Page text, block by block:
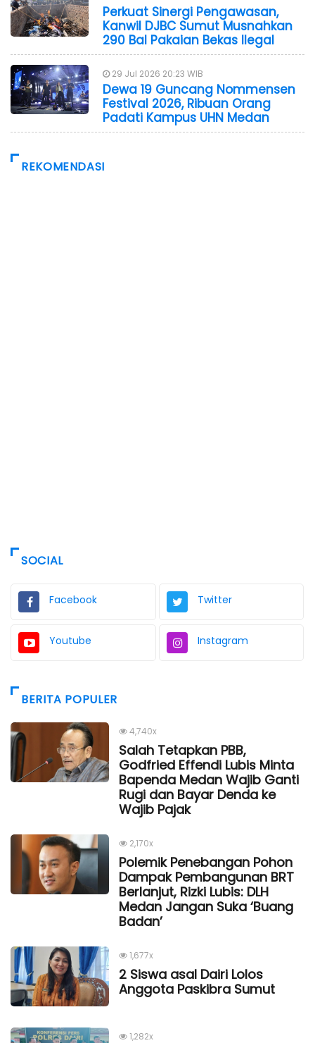
Perkuat Sinergi Pengawasan,
Kanwil DJBC Sumut Musnahkan
290 Bal Pakaian Bekas Ilegal
29 Jul 2026 20:23 WIB
Dewa 19 Guncang Nommensen
Festival 2026, Ribuan Orang
Padati Kampus UHN Medan
REKOMENDASI
SOCIAL
Facebook Twitter
Youtube Instagram
BERITA POPULER
4,740x
Salah Tetapkan PBB,
Godfried Effendi Lubis Minta
Bapenda Medan Wajib Ganti
Rugi dan Bayar Denda ke
Wajib Pajak
2,170x
Polemik Penebangan Pohon
Dampak Pembangunan BRT
Berlanjut, Rizki Lubis: DLH
Medan Jangan Suka ‘Buang
Badan’
1,677x
2 Siswa asal Dairi Lolos
Anggota Paskibra Sumut
1,282x